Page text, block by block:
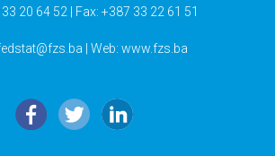
20 64 52 | Fax: +387 33 22 61 51
| Web: www.fzs.ba